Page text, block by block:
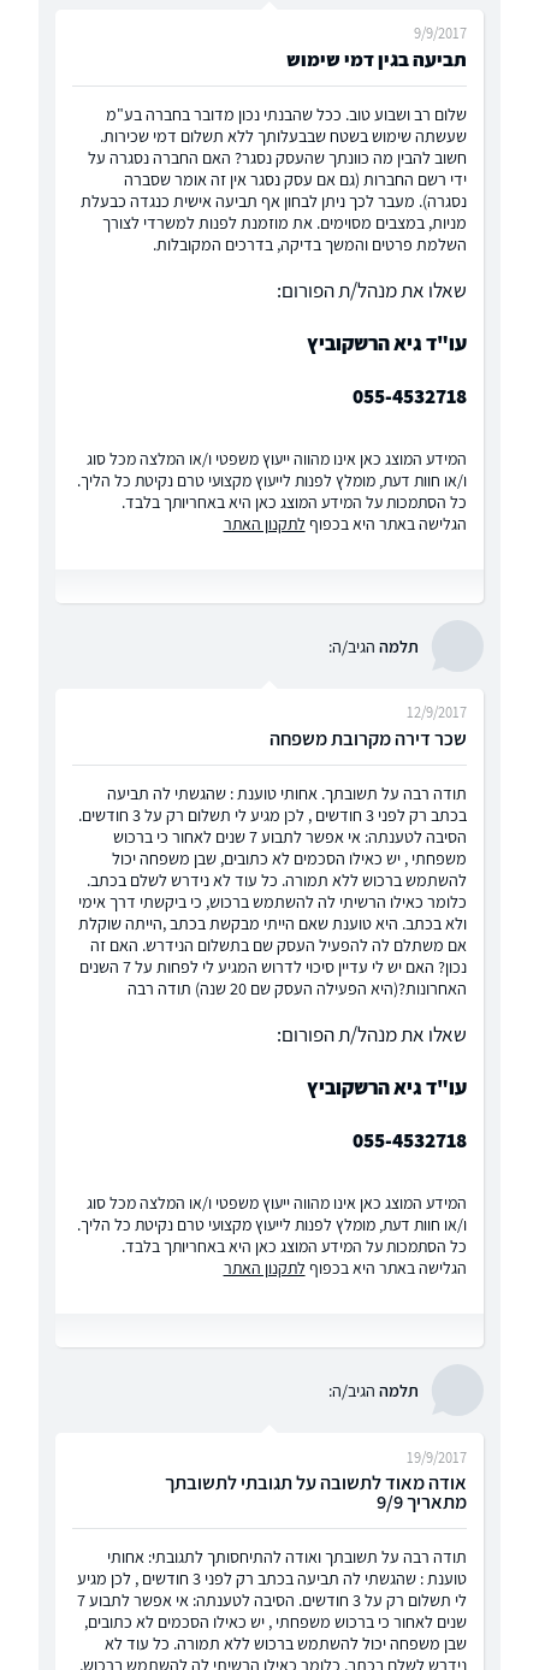
תביעה בגין דמי שימוש
9/9/2017
שלום רב ושבוע טוב. ככל שהבנתי נכון מדובר בחברה בע"מ
שעשתה שימוש בשטח שבבעלותך ללא תשלום דמי שכירות.
חשוב להבין מה כוונתך שהעסק נסגר? האם החברה נסגרה על
ידי רשם החברות (גם אם עסק נסגר אין זה אומר שסברה
נסגרה). מעבר לכך ניתן לבחון אף תביעה אישית כנגדה כבעלת
מניות, במצבים מסוימים. את מוזמנת לפנות למשרדי לצורך
השלמת פרטים והמשך בדיקה, בדרכים המקובלות.
שאלו את מנהל/ת הפורום:
עו"ד גיא הרשקוביץ
055-4532718
המידע המוצג כאן אינו מהווה ייעוץ משפטי ו/או המלצה מכל סוג
ו/או חוות דעת, מומלץ לפנות לייעוץ מקצועי טרם נקיטת כל הליך.
כל הסתמכות על המידע המוצג כאן היא באחריותך בלבד.
הגלישה באתר היא בכפוף לתקנון האתר
תלמה הגיב/ה:
שכר דירה מקרובת משפחה
12/9/2017
תודה רבה על תשובתך. אחותי טוענת : שהגשתי לה תביעה
בכתב רק לפני 3 חודשים , לכן מגיע לי תשלום רק על 3 חודשים.
הסיבה לטענתה: אי אפשר לתבוע 7 שנים לאחור כי ברכוש
משפחתי , יש כאילו הסכמים לא כתובים, שבן משפחה יכול
להשתמש ברכוש ללא תמורה. כל עוד לא נידרש לשלם בכתב.
כלומר כאילו הרשיתי לה להשתמש ברכוש, כי ביקשתי דרך אימי
ולא בכתב. היא טוענת שאם הייתי מבקשת בכתב ,הייתה שוקלת
אם משתלם לה להפעיל העסק שם בתשלום הנידרש. האם זה
נכון? האם יש לי עדיין סיכוי לדרוש המגיע לי לפחות על 7 השנים
האחרונות?(היא הפעילה העסק שם 20 שנה) תודה רבה
שאלו את מנהל/ת הפורום:
עו"ד גיא הרשקוביץ
055-4532718
המידע המוצג כאן אינו מהווה ייעוץ משפטי ו/או המלצה מכל סוג
ו/או חוות דעת, מומלץ לפנות לייעוץ מקצועי טרם נקיטת כל הליך.
כל הסתמכות על המידע המוצג כאן היא באחריותך בלבד.
הגלישה באתר היא בכפוף לתקנון האתר
תלמה הגיב/ה:
אודה מאוד לתשובה על תגובתי לתשובתך
מתאריך 9/9
19/9/2017
תודה רבה על תשובתך ואודה להתיחסותך לתגובתי: אחותי
טוענת : שהגשתי לה תביעה בכתב רק לפני 3 חודשים , לכן מגיע
לי תשלום רק על 3 חודשים. הסיבה לטענתה: אי אפשר לתבוע 7
שנים לאחור כי ברכוש משפחתי , יש כאילו הסכמים לא כתובים,
שבן משפחה יכול להשתמש ברכוש ללא תמורה. כל עוד לא
נידרש לשלם בכתב. כלומר כאילו הרשיתי לה להשתמש ברכוש,